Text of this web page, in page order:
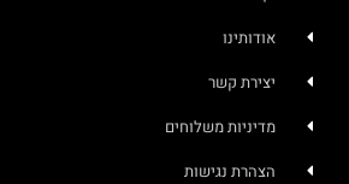
קשר
משלוחים
נגישות